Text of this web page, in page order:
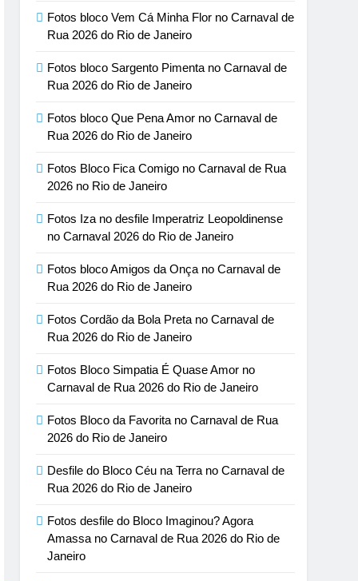
Fotos bloco Vem Cá Minha Flor no Carnaval de
Rua 2026 do Rio de Janeiro
Fotos bloco Sargento Pimenta no Carnaval de
Rua 2026 do Rio de Janeiro
Fotos bloco Que Pena Amor no Carnaval de
Rua 2026 do Rio de Janeiro
Fotos Bloco Fica Comigo no Carnaval de Rua
2026 no Rio de Janeiro
Fotos Iza no desfile Imperatriz Leopoldinense
no Carnaval 2026 do Rio de Janeiro
Fotos bloco Amigos da Onça no Carnaval de
Rua 2026 do Rio de Janeiro
Fotos Cordão da Bola Preta no Carnaval de
Rua 2026 do Rio de Janeiro
Fotos Bloco Simpatia É Quase Amor no
Carnaval de Rua 2026 do Rio de Janeiro
Fotos Bloco da Favorita no Carnaval de Rua
2026 do Rio de Janeiro
Desfile do Bloco Céu na Terra no Carnaval de
Rua 2026 do Rio de Janeiro
Fotos desfile do Bloco Imaginou? Agora
Amassa no Carnaval de Rua 2026 do Rio de
Janeiro